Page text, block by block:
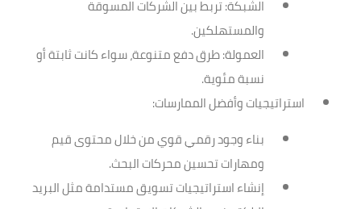
الشبكة: تربط بين الشركات المسوقة
والمستهلكين.
العمولة: طرق دفع متنوعة، سواء كانت ثابتة أو
نسبة مئوية.
استراتيجيات وأفضل الممارسات:
بناء وجود رقمي قوي من خلال محتوى قيم
ومهارات تحسين محركات البحث.
إنشاء استراتيجيات تسويق مستدامة مثل البريد